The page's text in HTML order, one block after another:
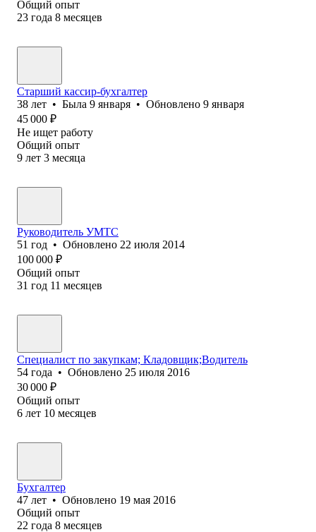
Общий опыт
23 года 8 месяцев
Старший кассир-бухгалтер
38 лет • Была 9 января • Обновлено 9 января
45 000 ₽
Не ищет работу
Общий опыт
9 лет 3 месяца
Руководитель УМТС
51 год • Обновлено 22 июля 2014
100 000 ₽
Общий опыт
31 год 11 месяцев
Специалист по закупкам; Кладовщик;Водитель
54 года • Обновлено 25 июля 2016
30 000 ₽
Общий опыт
6 лет 10 месяцев
Бухгалтер
47 лет • Обновлено 19 мая 2016
Общий опыт
22 года 8 месяцев